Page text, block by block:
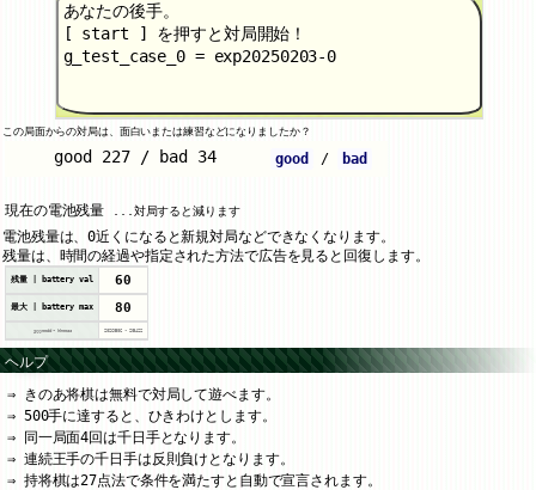
あなたの後手。
[ start ] を押すと対局開始！
g_test_case_0 = exp20250203-0
この局面からの対局は、面白いまたは練習などになりましたか？
good / bad
現在の電池残量 ...対局すると減ります
電池残量は、0近くになると新規対局などできなくなります。
残量は、時間の経過や指定された方法で広告を見ると回復します。
残量 | battery val 60
最大 | battery max 80
yyyymmdd - hhmmss 20260806 - 203422
ヘルプ
きのあ将棋は無料で対局して遊べます。
500手に達すると、ひきわけとします。
同一局面4回は千日手となります。
連続王手の千日手は反則負けとなります。
持将棋は27点法で条件を満たすと自動で宣言されます。